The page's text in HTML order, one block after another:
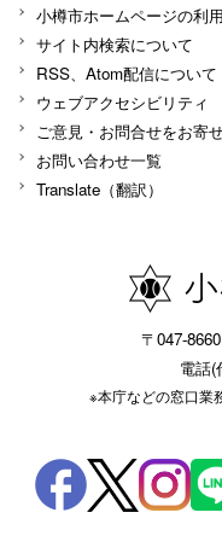
小樽市ホームページの利
サイト内検索について
RSS、Atom配信について
ウェブアクセシビリティ
ご意見・お問合せをお寄
お問い合わせ一覧
Translate（翻訳）
〒047-
電話(
※本庁などの窓口業